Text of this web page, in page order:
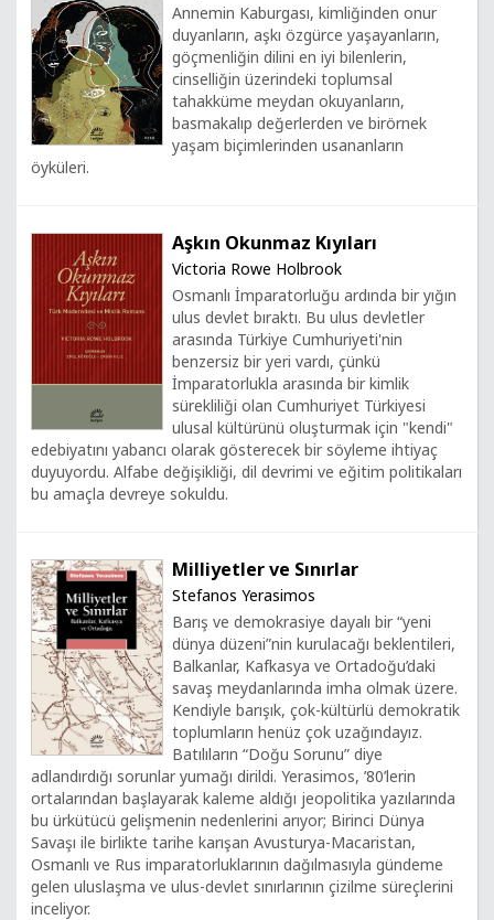
Annemin Kaburgası, kimliğinden onur
duyanların, aşkı özgürce yaşayanların,
göçmenliğin dilini en iyi bilenlerin,
cinselliğin üzerindeki toplumsal
tahakküme meydan okuyanların,
basmakalıp değerlerden ve birörnek
yaşam biçimlerinden usananların
öyküleri.
Aşkın Okunmaz Kıyıları
Victoria Rowe Holbrook
Osmanlı İmparatorluğu ardında bir yığın
ulus devlet bıraktı. Bu ulus devletler
arasında Türkiye Cumhuriyeti'nin
benzersiz bir yeri vardı, çünkü
İmparatorlukla arasında bir kimlik
sürekliliği olan Cumhuriyet Türkiyesi
ulusal kültürünü oluşturmak için "kendi"
edebiyatını yabancı olarak gösterecek bir söyleme ihtiyaç
duyuyordu. Alfabe değişikliği, dil devrimi ve eğitim politikaları
bu amaçla devreye sokuldu.
Milliyetler ve Sınırlar
Stefanos Yerasimos
Barış ve demokrasiye dayalı bir “yeni
dünya düzeni”nin kurulacağı beklentileri,
Balkanlar, Kafkasya ve Ortadoğu’daki
savaş meydanlarında imha olmak üzere.
Kendiyle barışık, çok-kültürlü demokratik
toplumların henüz çok uzağındayız.
Batılıların “Doğu Sorunu” diye
adlandırdığı sorunlar yumağı dirildi. Yerasimos, ’80’lerin
ortalarından başlayarak kaleme aldığı jeopolitika yazılarında
bu ürkütücü gelişmenin nedenlerini arıyor; Birinci Dünya
Savaşı ile birlikte tarihe karışan Avusturya-Macaristan,
Osmanlı ve Rus imparatorluklarının dağılmasıyla gündeme
gelen uluslaşma ve ulus-devlet sınırlarının çizilme süreçlerini
inceliyor.